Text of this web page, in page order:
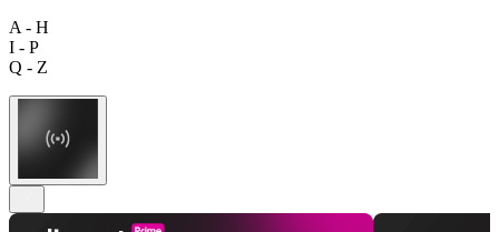
A - H
I - P
Q - Z